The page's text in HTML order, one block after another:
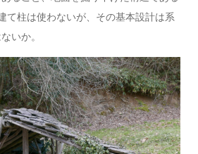
て柱は使わないが、その基本設計は系
いか。